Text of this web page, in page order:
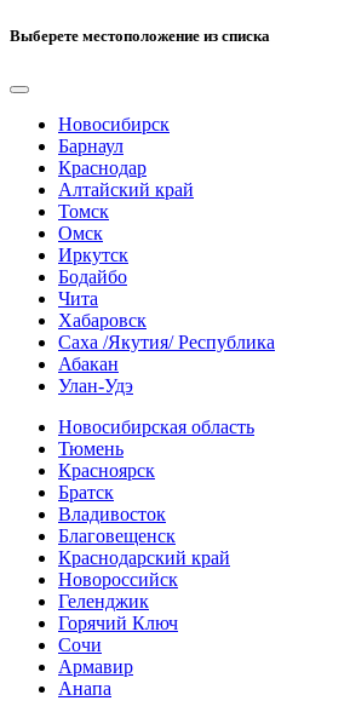
Выберете местоположение из списка
Новосибирск
Барнаул
Краснодар
Алтайский край
Томск
Омск
Иркутск
Бодайбо
Чита
Хабаровск
Саха /Якутия/ Республика
Абакан
Улан-Удэ
Новосибирская область
Тюмень
Красноярск
Братск
Владивосток
Благовещенск
Краснодарский край
Новороссийск
Геленджик
Горячий Ключ
Сочи
Армавир
Анапа